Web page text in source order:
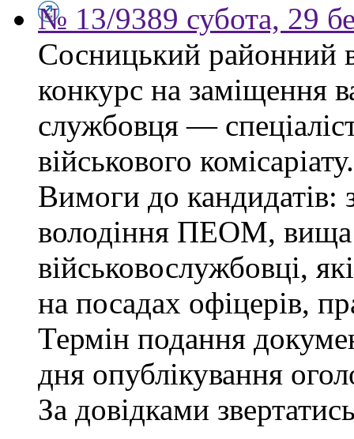
№ 13/9389 субота, 29
Сосницький районний
конкурс на заміщення
службовця —
військового комісаріату.
Вимоги до кандидатів:
володіння ПЕОМ, вища
військовослужбовці,
на посадах офіцерів,
Термін подання
дня опублікування
За довідками